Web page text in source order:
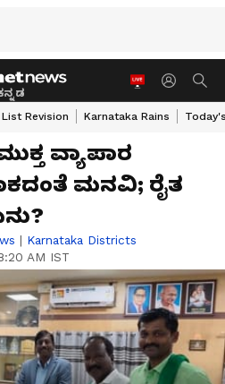
Revision Karnataka Rains
ವ್ಯಾಪಾರ
ಮನವಿ; ರೈತ
| Karnataka Districts
AM IST